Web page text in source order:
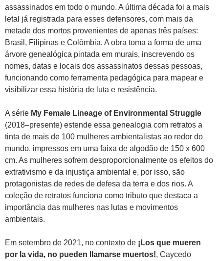
assassinados em todo o mundo. A última década foi a mais
letal já registrada para esses defensores, com mais da
metade dos mortos provenientes de apenas três países:
Brasil, Filipinas e Colômbia. A obra toma a forma de uma
árvore genealógica pintada em murais, inscrevendo os
nomes, datas e locais dos assassinatos dessas pessoas,
funcionando como ferramenta pedagógica para mapear e
visibilizar essa história de luta e resistência.
A série My Female Lineage of Environmental Struggle
(2018–presente) estende essa genealogia com retratos a
tinta de mais de 100 mulheres ambientalistas ao redor do
mundo, impressos em uma faixa de algodão de 150 x 600
cm. As mulheres sofrem desproporcionalmente os efeitos do
extrativismo e da injustiça ambiental e, por isso, são
protagonistas de redes de defesa da terra e dos rios. A
coleção de retratos funciona como tributo que destaca a
importância das mulheres nas lutas e movimentos
ambientais.
Em setembro de 2021, no contexto de ¡Los que mueren
por la vida, no pueden llamarse muertos!, Caycedo